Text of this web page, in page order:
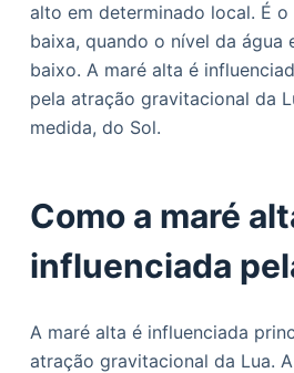
e
ú
d
o
alto em determinado local. É
baixa, quando o nível da água
baixo. A maré alta é
pela atração gravitacional da
medida, do Sol.
Como a maré
influenciada
A maré alta é influenciada
atração gravitacional da Lua.